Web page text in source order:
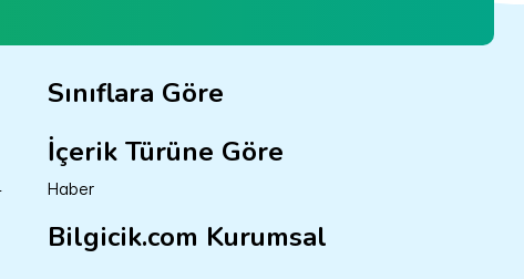
Sınıflara Göre
İçerik Türüne Göre
Haber
Bilgicik.com Kurumsal